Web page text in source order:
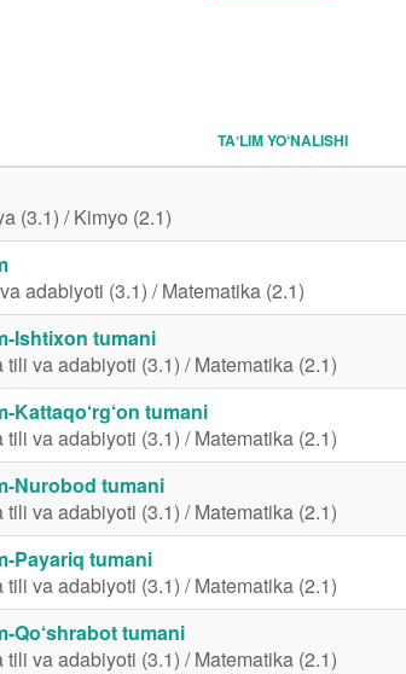
TAʼLIM YO‘NALISHI
(3.1) / Kimyo (2.1)
adabiyoti (3.1) / Matematika (2.1)
Ishtixon tumani
va adabiyoti (3.1) / Matematika (2.1)
Kattaqo‘rg‘on tumani
va adabiyoti (3.1) / Matematika (2.1)
Nurobod tumani
va adabiyoti (3.1) / Matematika (2.1)
Payariq tumani
va adabiyoti (3.1) / Matematika (2.1)
Qo‘shrabot tumani
va adabiyoti (3.1) / Matematika (2.1)